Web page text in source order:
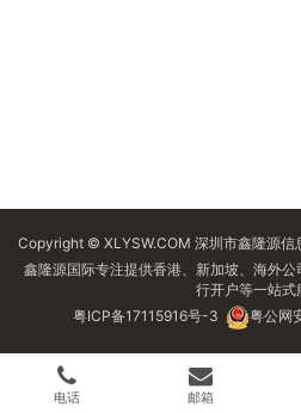
Copyright © XLYSW.COM 深圳市鑫隆源信
鑫隆源国际专注提供香港、新加坡、海外
行开户等一站式
粤ICP备17115916号-3
粤公网
电话 邮箱